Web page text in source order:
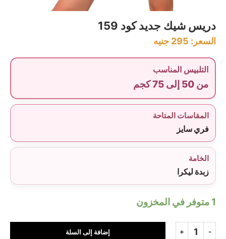
دريس شيك جديد كود 159
السعر: 295 جنيه
التلبيس المناسب
من 50 إلى 75 كجم
المقاسات المتاحة
فري سايز
الخامة
زبدة ليكرا
1 متوفر في المخزون
إضافة إلى السلة